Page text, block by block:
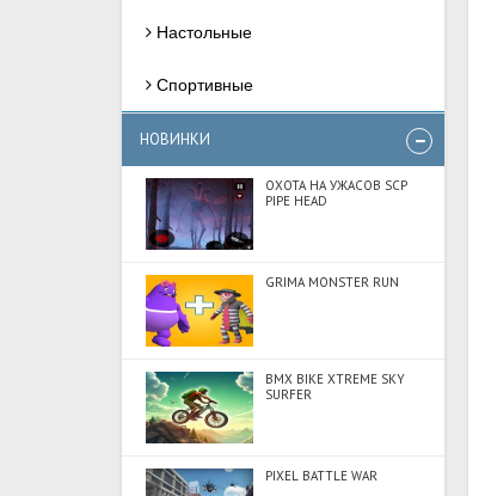
Настольные
Спортивные
НОВИНКИ
ОХОТА НА УЖАСОВ SCP
PIPE HEAD
GRIMA MONSTER RUN
BMX BIKE XTREME SKY
SURFER
PIXEL BATTLE WAR